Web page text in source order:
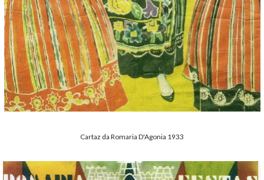
Cartaz da Romaria D'Agonia 1933